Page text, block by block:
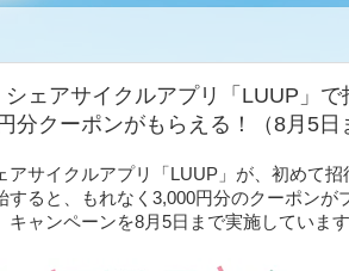
ェアサイクルアプリ「LUUP」で
分クーポンがもらえる！（8月5日
アサイクルアプリ「LUUP」が、初めて招
すると、もれなく3,000円分のクーポンが
ャンペーンを8月5日まで実施しています